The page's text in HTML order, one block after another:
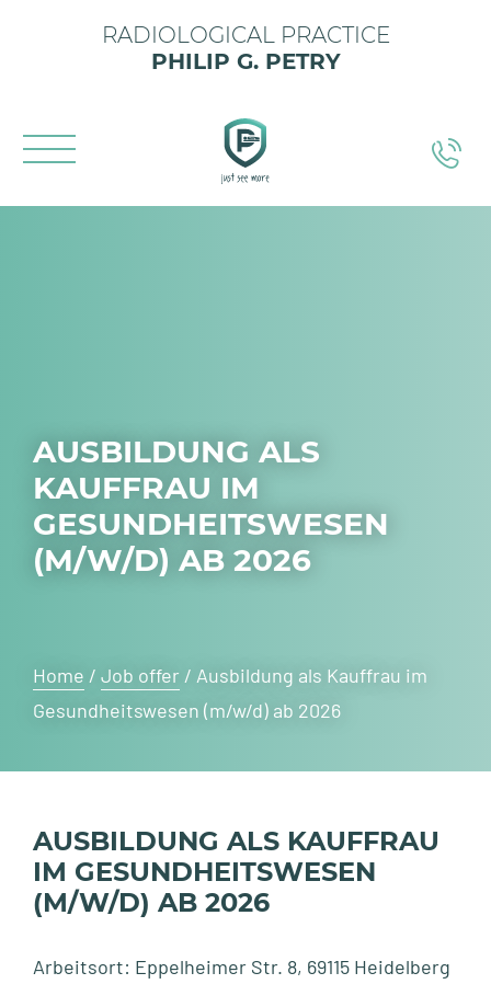
RADIOLOGICAL PRACTICE
PHILIP G. PETRY
AUSBILDUNG ALS
KAUFFRAU IM
GESUNDHEITSWESEN
(M/W/D) AB 2026
Home / Job offer / Ausbildung als Kauffrau im
Gesundheitswesen (m/w/d) ab 2026
AUSBILDUNG ALS KAUFFRAU
IM GESUNDHEITSWESEN
(M/W/D) AB 2026
Arbeitsort: Eppelheimer Str. 8, 69115 Heidelberg